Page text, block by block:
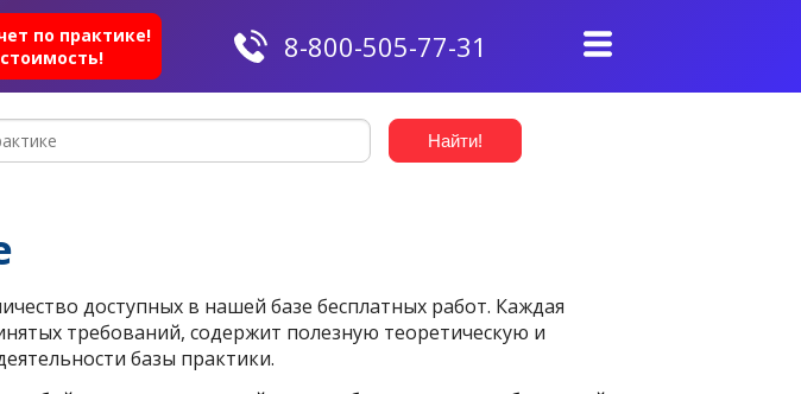
по практике!
8-800-505-77-31
доступных в нашей базе бесплатных работ. Каждая
требований, содержит полезную теоретическую и
базы практики.